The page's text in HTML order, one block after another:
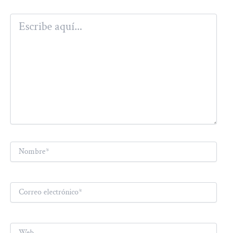
Escribe
aquí...
Nombre*
Correo
electrónico*
Web